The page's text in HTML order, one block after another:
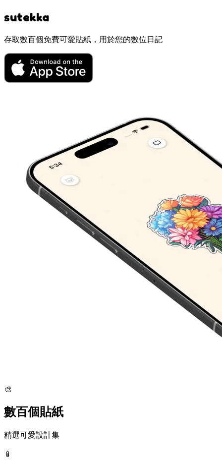
sutekka
存取數百個免費可愛貼紙，用於您的數位日記
🎨
數百個貼紙
精選可愛設計集
📱